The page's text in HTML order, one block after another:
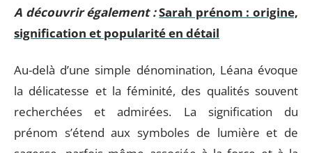
A découvrir également :Sarah prénom : origine,
signification et popularité en détail
Au-delà d’une simple dénomination, Léana évoque
la délicatesse et la féminité, des qualités souvent
recherchées et admirées. La signification du
prénom s’étend aux symboles de lumière et de